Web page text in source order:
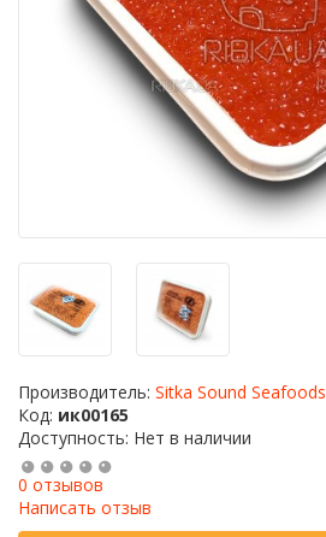
Производитель: Sitka Sound Seafoods
Код: ик00165
Доступность: Нет в наличии
0 отзывов
Написать отзыв